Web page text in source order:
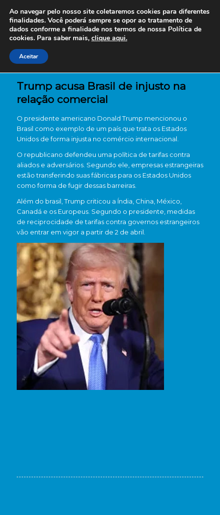
Trump acusa Brasil de injusto na
relação comercial
O presidente americano Donald Trump mencionou o
Brasil como exemplo de um país que trata os Estados
Unidos de forma injusta no comércio internacional.
O republicano defendeu uma política de tarifas contra
aliados e adversários. Segundo ele, empresas estrangeiras
estão transferindo suas fábricas para os Estados Unidos
como forma de fugir dessas barreiras.
Além do brasil, Trump criticou a Índia, China, México,
Canadá e os Europeus. Segundo o presidente, medidas
de reciprocidade de tarifas contra governos estrangeiros
vão entrar em vigor a partir de 2 de abril.
Ao navegar pelo nosso site coletaremos cookies para diferentes
finalidades. Você poderá sempre se opor ao tratamento de
dados conforme a finalidade nos termos de nossa Política de
cookies. Para saber mais, clique aqui.
Aceitar